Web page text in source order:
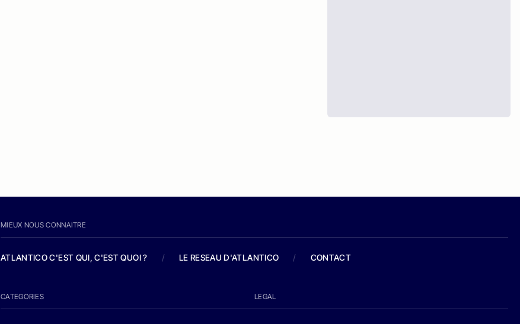
MIEUX NOUS CONNAITRE
ATLANTICO C'EST QUI, C'EST QUOI ? / LE RESEAU D'ATLANTICO / CONTACT
CATEGORIES LEGAL